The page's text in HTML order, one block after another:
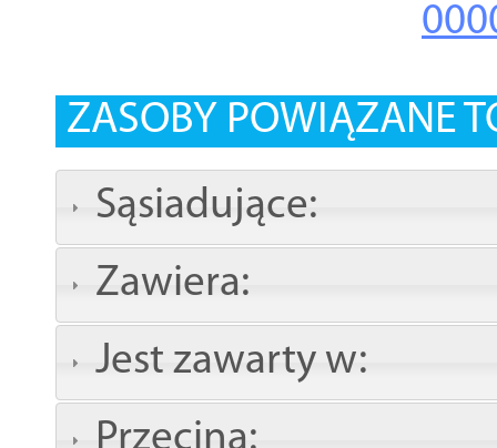
ZASOBY POWIĄZANE
Sąsiadujące:
Zawiera:
Jest zawarty w: